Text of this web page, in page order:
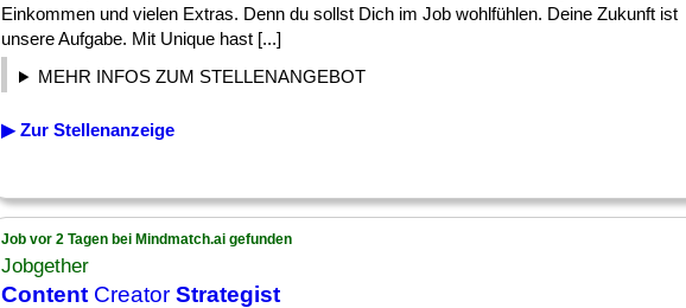
Einkommen und vielen Extras. Denn du sollst Dich im Job wohlfühlen. Deine Zukunft ist
unsere Aufgabe. Mit Unique hast [...]
MEHR INFOS ZUM STELLENANGEBOT
▶ Zur Stellenanzeige
Job vor 2 Tagen bei Mindmatch.ai gefunden
Jobgether
Content Creator Strategist